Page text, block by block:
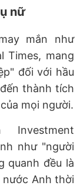
nữ
mắn như
Times, mang
đối với hầu
thành tích
mọi người.
như "người
quanh đều là
nước Anh thời